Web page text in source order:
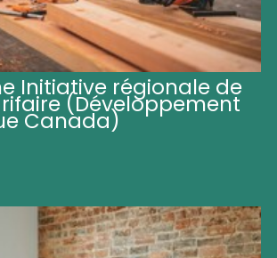
Initiative régionale de
(Développement
Canada)